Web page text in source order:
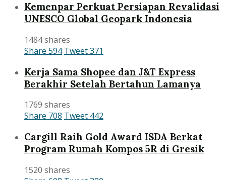
Kemenpar Perkuat Persiapan Revalidasi
UNESCO Global Geopark Indonesia
1484 shares
Share 594 Tweet371
Kerja Sama Shopee dan J&T Express
Berakhir Setelah Bertahun Lamanya
1769 shares
Share 708 Tweet 442
Cargill Raih Gold Award ISDA Berkat
Program Rumah Kompos 5R di Gresik
1520 shares